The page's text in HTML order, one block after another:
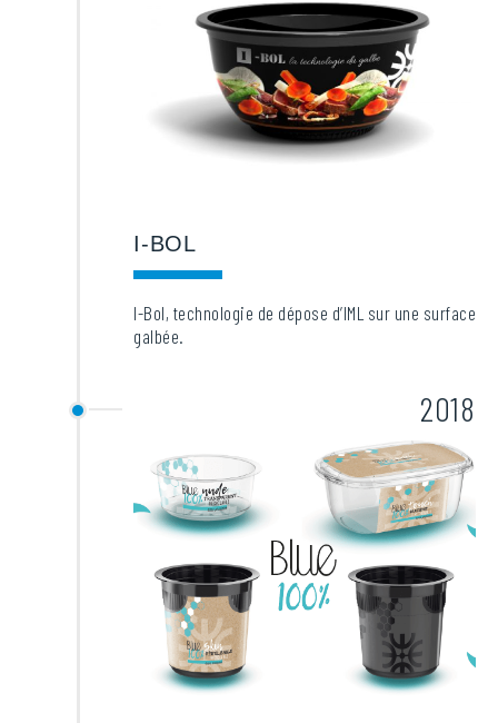
I-BOL
I-Bol, technologie de dépose d’IML sur une surface
galbée.
2018